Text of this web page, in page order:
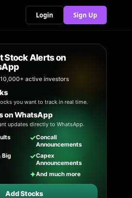
Login Sign Up
Stock Alerts on
active investors
you want to track in real time.
on WhatsApp
updates directly to WhatsApp.
✓Concall
Announcements
Big
✓Capex
Announcements
✦And much more
Add Stocks